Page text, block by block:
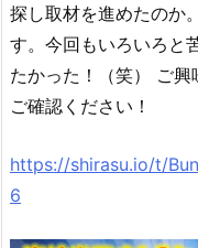
探し取材を進めたのか
す。今回もいろいろと
たかった！（笑） ご
ご確認ください！
https://shirasu.io/t/
6